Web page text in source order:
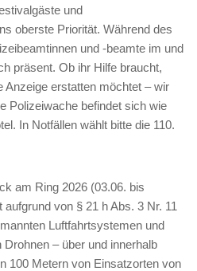
und
oberste Priorität. Während des
und -beamte im und
präsent. Ob ihr Hilfe braucht,
Anzeige erstatten möchtet – wir
Polizeiwache befindet sich wie
In Notfällen wählt bitte die 110.
am Ring 2026 (03.06. bis
von § 21 h Abs. 3 Nr. 11
Luftfahrtsystemen und
– über und innerhalb
100 Metern von Einsatzorten von